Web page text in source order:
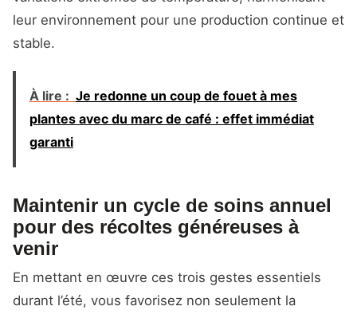
leur environnement pour une production continue et
stable.
À lire : Je redonne un coup de fouet à mes
plantes avec du marc de café : effet immédiat
garanti
Maintenir un cycle de soins annuel
pour des récoltes généreuses à
venir
En mettant en œuvre ces trois gestes essentiels
durant l’été, vous favorisez non seulement la